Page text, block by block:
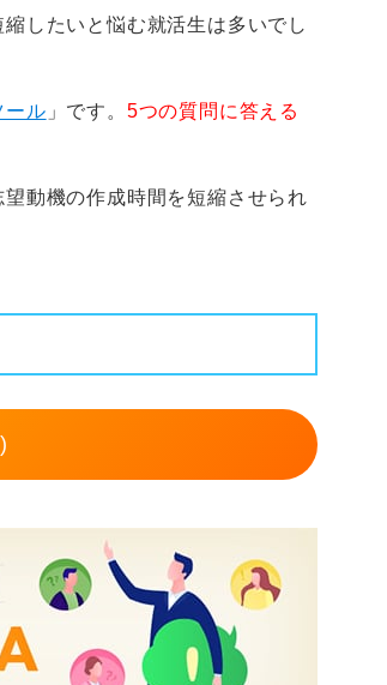
したいと悩む就活生は多いでし
ール 」です。 5つの質問に答える
動機の作成時間を短縮させられ